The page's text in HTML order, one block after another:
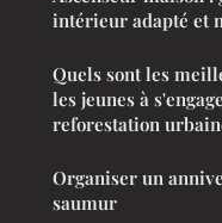
intérieur adapté et
Quels sont les
les jeunes à
reforestation
Organiser un
saumur